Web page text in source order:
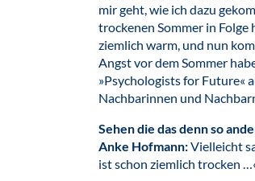
mir geht, wie ich dazu
trockenen Sommer in Folge
ziemlich warm, und nun
Angst vor dem Sommer
»Psychologists for Future«
Nachbarinnen und
Sehen die das denn so
Anke Hofmann:Vielleicht
ist schon ziemlich trocken